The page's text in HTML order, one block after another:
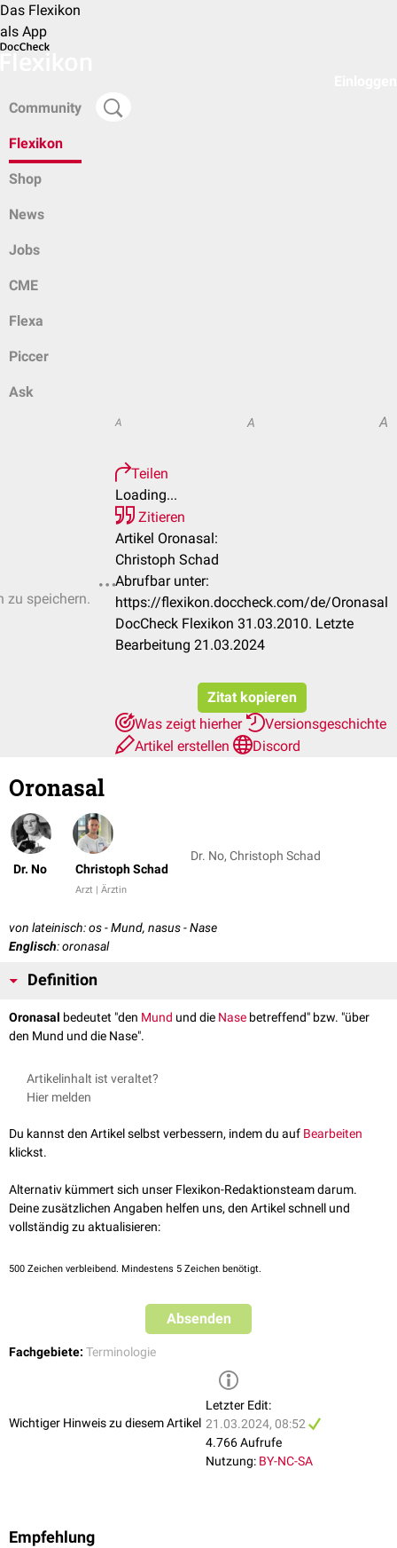
Das Flexikon
als App
Community
Flexikon
Shop
News
Jobs
CME
Flexa
Piccer
Ask
zu speichern.
A A A
Teilen
Loading...
Zitieren
Artikel Oronasal:
Christoph Schad
Abrufbar unter:
https://flexikon.doccheck.com/de/Oronasal
DocCheck Flexikon 31.03.2010. Letzte
Bearbeitung 21.03.2024
Zitat kopieren
Was zeigt hierher
Versionsgeschichte
Artikel erstellen
Discord
Oronasal
Dr. No Christoph Schad
Arzt | Ärztin
Dr. No, Christoph Schad
von lateinisch: os - Mund, nasus - Nase
Englisch: oronasal
Definition
Oronasal bedeutet "den Mund und die Nase betreffend" bzw. "über
den Mund und die Nase".
Artikelinhalt ist veraltet?
Hier melden
Du kannst den Artikel selbst verbessern, indem du auf Bearbeiten
klickst.
Alternativ kümmert sich unser Flexikon-Redaktionsteam darum.
Deine zusätzlichen Angaben helfen uns, den Artikel schnell und
vollständig zu aktualisieren:
500 Zeichen verbleibend. Mindestens 5 Zeichen benötigt.
Absenden
Fachgebiete: Terminologie
Wichtiger Hinweis zu diesem Artikel
Letzter Edit:
21.03.2024, 08:52
4.766 Aufrufe
Nutzung: BY-NC-SA
Empfehlung